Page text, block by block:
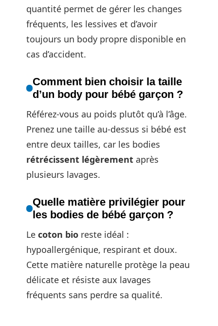
quantité permet de gérer les changes
fréquents, les lessives et d’avoir
toujours un body propre disponible en
cas d’accident.
Comment bien choisir la taille
d’un body pour bébé garçon ?
Référez-vous au poids plutôt qu’à l’âge.
Prenez une taille au-dessus si bébé est
entre deux tailles, car les bodies
rétrécissent légèrement après
plusieurs lavages.
Quelle matière privilégier pour
les bodies de bébé garçon ?
Le coton bio reste idéal :
hypoallergénique, respirant et doux.
Cette matière naturelle protège la peau
délicate et résiste aux lavages
fréquents sans perdre sa qualité.